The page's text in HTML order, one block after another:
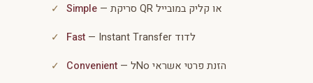
Simple
— סריקת QR או קליק במובייל
Fast
— Instant Transfer לדוד
Convenient
— לNo הזנת פרטי אשראי